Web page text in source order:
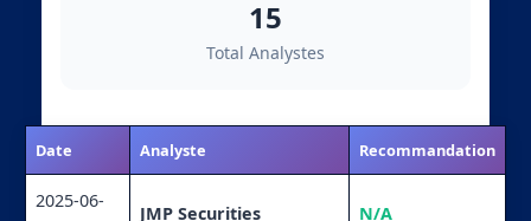
15
Total Analystes
Date Analyste Recommandation
2025-06-
JMP Securities N/A